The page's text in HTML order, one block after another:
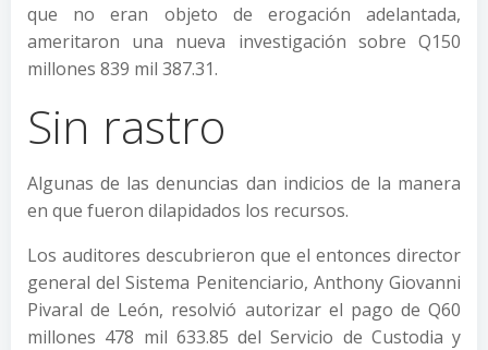
que no eran objeto de erogación adelantada,
ameritaron una nueva investigación sobre Q150
millones 839 mil 387.31.
Sin rastro
Algunas de las denuncias dan indicios de la manera
en que fueron dilapidados los recursos.
Los auditores descubrieron que el entonces director
general del Sistema Penitenciario, Anthony Giovanni
Pivaral de León, resolvió autorizar el pago de Q60
millones 478 mil 633.85 del Servicio de Custodia y